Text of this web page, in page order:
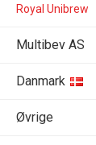
Royal Unibrew
Multibev AS
Danmark
Øvrige